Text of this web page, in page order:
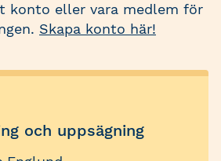
konto eller vara medlem för
Skapa konto här!
och uppsägning